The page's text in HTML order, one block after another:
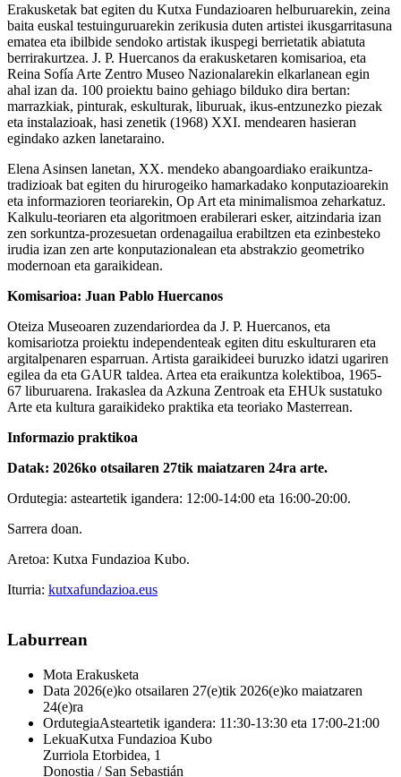
Erakusketak bat egiten du Kutxa Fundazioaren helburuarekin, zeina
baita euskal testuinguruarekin zerikusia duten artistei ikusgarritasuna
ematea eta ibilbide sendoko artistak ikuspegi berrietatik abiatuta
berrirakurtzea. J. P. Huercanos da erakusketaren komisarioa, eta
Reina Sofía Arte Zentro Museo Nazionalarekin elkarlanean egin
ahal izan da. 100 proiektu baino gehiago bilduko dira bertan:
marrazkiak, pinturak, eskulturak, liburuak, ikus-entzunezko piezak
eta instalazioak, hasi zenetik (1968) XXI. mendearen hasieran
egindako azken lanetaraino.
Elena Asinsen lanetan, XX. mendeko abangoardiako eraikuntza-
tradizioak bat egiten du hirurogeiko hamarkadako konputazioarekin
eta informazioren teoriarekin, Op Art eta minimalismoa zeharkatuz.
Kalkulu-teoriaren eta algoritmoen erabilerari esker, aitzindaria izan
zen sorkuntza-prozesuetan ordenagailua erabiltzen eta ezinbesteko
irudia izan zen arte konputazionalean eta abstrakzio geometriko
modernoan eta garaikidean.
Komisarioa: Juan Pablo Huercanos
Oteiza Museoaren zuzendariordea da J. P. Huercanos, eta
komisariotza proiektu independenteak egiten ditu eskulturaren eta
argitalpenaren esparruan. Artista garaikideei buruzko idatzi ugariren
egilea da eta GAUR taldea. Artea eta eraikuntza kolektiboa, 1965-
67 liburuarena. Irakaslea da Azkuna Zentroak eta EHUk sustatuko
Arte eta kultura garaikideko praktika eta teoriako Masterrean.
Informazio praktikoa
Datak: 2026ko otsailaren 27tik maiatzaren 24ra arte.
Ordutegia: asteartetik igandera: 12:00-14:00 eta 16:00-20:00.
Sarrera doan.
Aretoa: Kutxa Fundazioa Kubo.
Iturria: kutxafundazioa.eus
Laburrean
Mota Erakusketa
Data 2026(e)ko otsailaren 27(e)tik 2026(e)ko maiatzaren
24(e)ra
OrdutegiaAsteartetik igandera: 11:30-13:30 eta 17:00-21:00
LekuaKutxa Fundazioa Kubo
Zurriola Etorbidea, 1
Donostia / San Sebastián